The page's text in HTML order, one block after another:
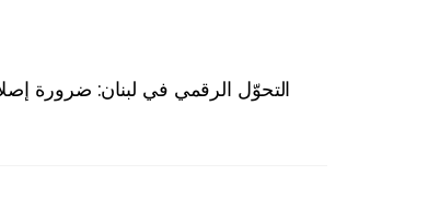
التحوّل الرقمي في لبنان: ضرورة